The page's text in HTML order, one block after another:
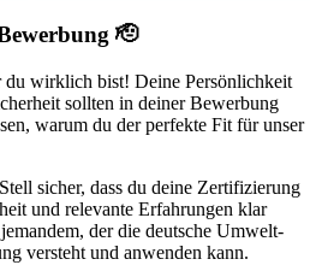
🫡
du wirklich bist! Deine Persönlichkeit
sollten in deiner Bewerbung
warum du der perfekte Fit für unser
Stell sicher, dass du deine Zertifizierung
und relevante Erfahrungen klar
der die deutsche Umwelt-
versteht und anwenden kann.